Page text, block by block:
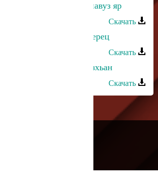
- Фу дубхьнавуз яр
Скачать
- Черный перец
Скачать
- Шулдар узхьан
Скачать